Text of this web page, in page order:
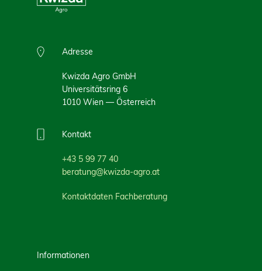
Adresse
Kwizda Agro GmbH
Universitätsring 6
1010 Wien — Österreich
Kontakt
+43 5 99 77 40
beratung@kwizda-agro.at
Kontaktdaten Fachberatung
Informationen